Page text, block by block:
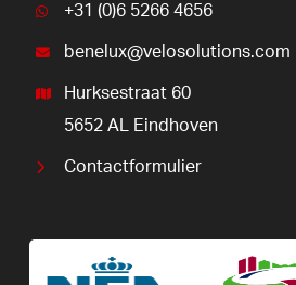
+31 (0)6 5266 4656
benelux@velosolutions.com
Hurksestraat 60
5652 AL Eindhoven
Contactformulier